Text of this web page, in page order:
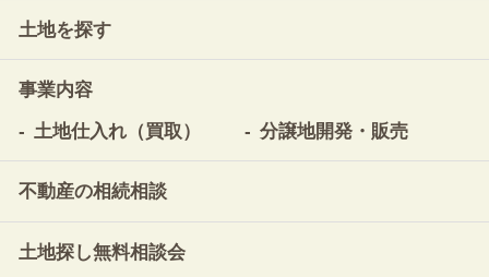
土地を探す
事業内容
土地仕入れ（買取）
分譲地開発・販売
不動産の相続相談
土地探し無料相談会